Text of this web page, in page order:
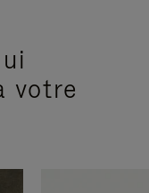
votre